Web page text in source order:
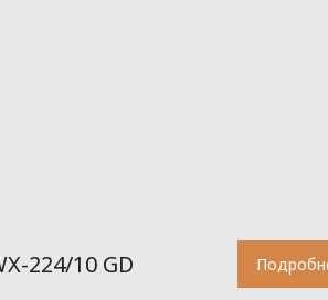
224/10 GD